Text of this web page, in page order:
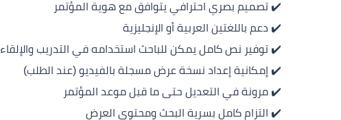
✔️ تصميم بصري احترافي يتوافق مع هوية المؤتمر
✔️ دعم باللغتين العربية أو الإنجليزية
✔️ توفير نص كامل يمكن للباحث استخدامه في التدريب والإلقاء
✔️ إمكانية إعداد نسخة عرض مسجلة بالفيديو (عند الطلب)
✔️ مرونة في التعديل حتى ما قبل موعد المؤتمر
✔️ التزام كامل بسرية البحث ومحتوى العرض